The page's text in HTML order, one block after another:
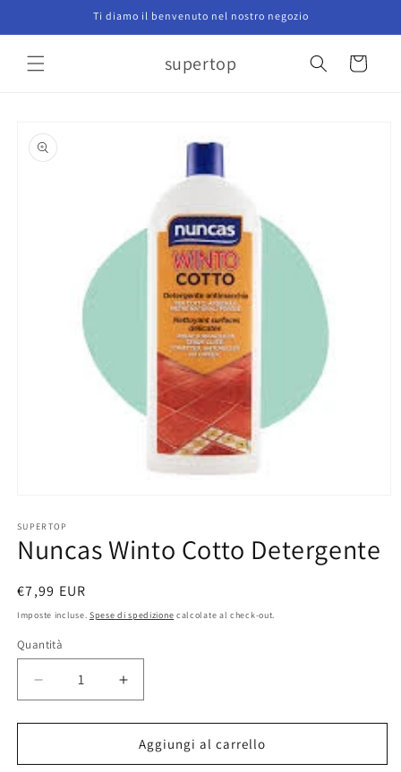
direttamente
ai contenuti
Ti diamo il benvenuto nel nostro negozio
supertop Carrello
informazioni
sul prodotto
multimediali
1
in
SUPERTOP
Nuncas Winto Cotto Detergente
Prezzo
di
€7,99 EUR
Imposte incluse. Spese di spedizione calcolate al check-out.
Quantità
Diminuisci
quantità
per
Winto
Aumenta
quantità
per
Nuncas
Winto
Aggiungi al carrello